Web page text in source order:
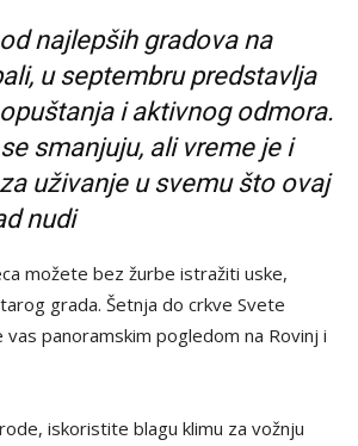
najlepših gradova na
u septembrupredstavlja
i aktivnog odmora.
smanjuju, ali vreme je i
uživanje u svemu što ovaj
nudi
možete bez žurbe istražiti uske,
grada. Šetnja do crkve Svete
vas panoramskim pogledom na Rovinj i
iskoristite blagu klimu za vožnju